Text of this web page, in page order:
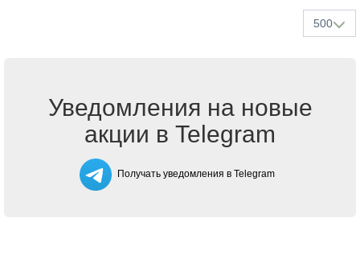
500
Уведомления на новые
акции в Telegram
Получать уведомления в Telegram